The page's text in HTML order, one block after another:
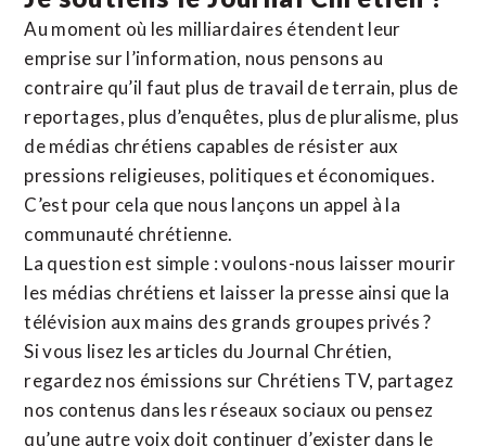
Au moment où les milliardaires étendent leur
emprise sur l’information, nous pensons au
contraire qu’il faut plus de travail de terrain, plus de
reportages, plus d’enquêtes, plus de pluralisme, plus
de médias chrétiens capables de résister aux
pressions religieuses, politiques et économiques.
C’est pour cela que nous lançons un appel à la
communauté chrétienne.
La question est simple : voulons-nous laisser mourir
les médias chrétiens et laisser la presse ainsi que la
télévision aux mains des grands groupes privés ?
Si vous lisez les articles du Journal Chrétien,
regardez nos émissions sur Chrétiens TV, partagez
nos contenus dans les réseaux sociaux ou pensez
qu’une autre voix doit continuer d’exister dans le